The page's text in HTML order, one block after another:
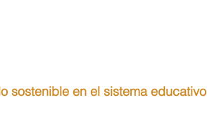
sostenible en el sistema educativo